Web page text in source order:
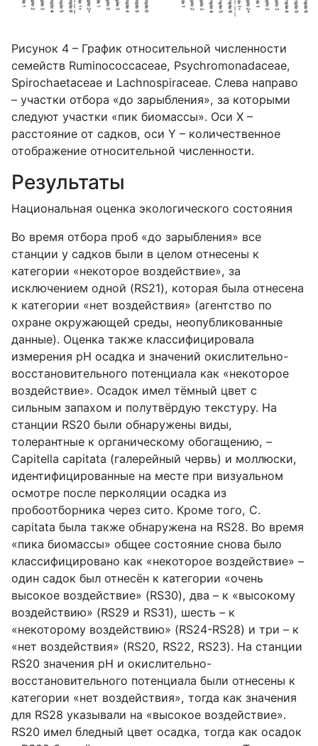
Рисунок 4 – График относительной численности
семейств Ruminococcaceae, Psychromonadaceae,
Spirochaetaceae и Lachnospiraceae. Слева направо
– участки отбора «до зарыбления», за которыми
следуют участки «пик биомассы». Оси X –
расстояние от садков, оси Y – количественное
отображение относительной численности.
Результаты
Национальная оценка экологического состояния
Во время отбора проб «до зарыбления» все
станции у садков были в целом отнесены к
категории «некоторое воздействие», за
исключением одной (RS21), которая была отнесена
к категории «нет воздействия» (агентство по
охране окружающей среды, неопубликованные
данные). Оценка также классифицировала
измерения pH осадка и значений окислительно-
восстановительного потенциала как «некоторое
воздействие». Осадок имел тёмный цвет с
сильным запахом и полутвёрдую текстуру. На
станции RS20 были обнаружены виды,
толерантные к органическому обогащению, –
Capitella capitata (галерейный червь) и моллюски,
идентифицированные на месте при визуальном
осмотре после перколяции осадка из
пробоотборника через сито. Кроме того, C.
capitata была также обнаружена на RS28. Во время
«пика биомассы» общее состояние снова было
классифицировано как «некоторое воздействие» –
один садок был отнесён к категории «очень
высокое воздействие» (RS30), два – к «высокому
воздействию» (RS29 и RS31), шесть – к
«некоторому воздействию» (RS24-RS28) и три – к
«нет воздействия» (RS20, RS22, RS23). На станции
RS20 значения pH и окислительно-
восстановительного потенциала были отнесены к
категории «нет воздействия», тогда как значения
для RS28 указывали на «высокое воздействие».
RS20 имел бледный цвет осадка, тогда как осадок